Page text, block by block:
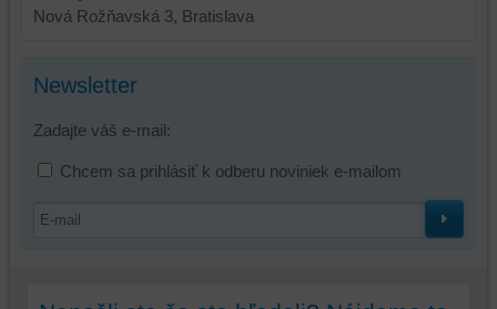
Nová Rožňavská 3, Bratislava
Newsletter
Zadajte váš e-mail:
Chcem sa prihlásiť k odberu noviniek e-mailom
a
niektoré
preferencií
toho,
aby
mali